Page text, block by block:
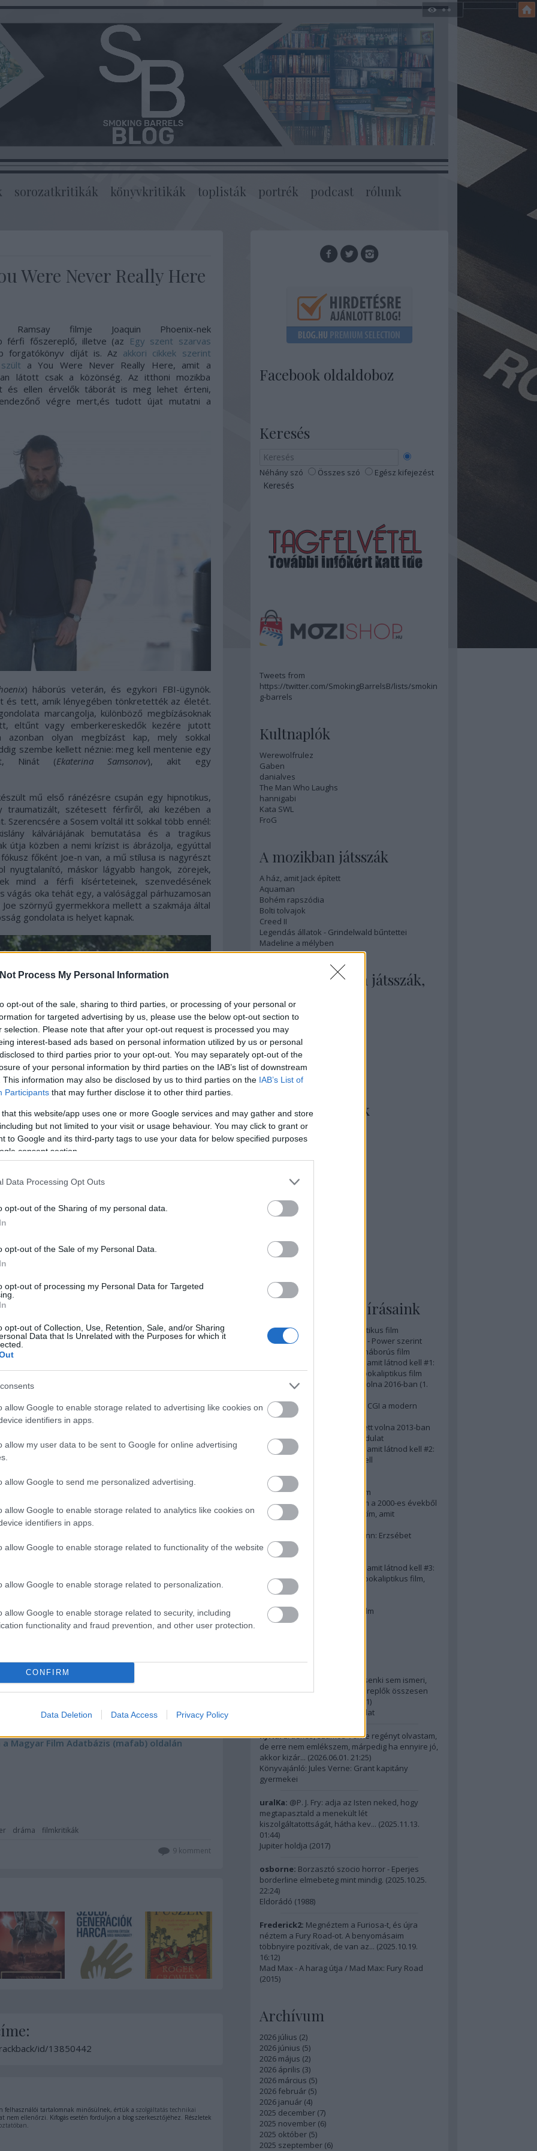
Process My Personal Information
opt-out of the sale, sharing to third parties, or processing of your personal or
for targeted advertising by us, please use the below opt-out section to
selection. Please note that after your opt-out request is processed you may
interest-based ads based on personal information utilized by us or personal
to third parties prior to your opt-out. You may separately opt-out of the
of your personal information by third parties on the IAB’s list of downstream
This information may also be disclosed by us to third parties on the IAB’s List of
Participants that may further disclose it to other third parties.
that this website/app uses one or more Google services and may gather and store
but not limited to your visit or usage behaviour. You may click to grant or
to Google and its third-party tags to use your data for below specified purposes
consent section.
Data Processing Opt Outs
opt-out of the Sharing of my personal data.
opt-out of the Sale of my Personal Data.
opt-out of processing my Personal Data for Targeted
opt-out of Collection, Use, Retention, Sale, and/or Sharing
Data that Is Unrelated with the Purposes for which it
allow Google to enable storage related to advertising like cookies on
identifiers in apps.
allow my user data to be sent to Google for online advertising
allow Google to send me personalized advertising.
allow Google to enable storage related to analytics like cookies on
identifiers in apps.
allow Google to enable storage related to functionality of the website
allow Google to enable storage related to personalization.
allow Google to enable storage related to security, including
functionality and fraud prevention, and other user protection.
CONFIRM
Data Deletion Data Access Privacy Policy
sorozatkritikák könyvkritikák toplisták portrék podcast rólunk
Were Never Really Here
Ramsay filmje
Joaquin Phoenix-nek
férfi főszereplő, illetve (az Egy szent szarvas
forgatókönyv díját is. Az akkori cikkek szerint
a You Were Never Really Here, amit a
látott csak a közönség. Az itthoni mozikba
és ellen érvelők táborát is meg lehet érteni,
végre mert,és tudott újat mutatni a
) háborús veterán, és egykori FBI-ügynök.
és tett, amik lényegében tönkretették az életét.
marcangolja, különböző megbízásoknak
eltűnt vagy emberkereskedők kezére jutott
azonban olyan megbízást kap, mely sokkal
szembe kellett néznie: meg kell mentenie egy
Ninát (Ekaterina Samsonov), akit egy
mű első ránézésre csupán egy hipnotikus,
traumatizált, szétesett férfiről, aki kezében a
Szerencsére a Sosem voltál itt sokkal több ennél:
kálváriájának bemutatása és a tragikus
útja közben a nemi krízist is ábrázolja, egyúttal
főként Joe-n van, a mű stílusa is nagyrészt
nyugtalanító, máskor lágyabb hangok, zörejek,
mind a férfi kísérteteinek, szenvedésének
vágás oka tehát egy, a valósággal párhuzamosan
szörnyű gyermekkora mellett a szakmája által
gondolata is helyet kapnak.
ragadt, a démonjait önfojtogatással
társadalom perifériájáról megbízása miatt a
magát, ahol senki és semmi nem az, aminek
közé, megtorlások sora követi egymást,
mind a szociális szinten megjelenő problémákat.
okozzák a szereplők életében, amire a többi
lehetőség. A mű gyönyörű képi
legjobb példa a halott karakter víz alatti
érzékeltet a konkrétumok megmutatása
bizonyíték a kimondott szavakban való
írt monológok és dialógusok sora,
nyújtó Joaquin Phoenix mellett Ekaterina
magasiskolája: a Ramsay-re jellemző
rendkívüli atmoszférateremtés is társul. A
valamint a csendes és békés jelenetek
vegyítve tökéletesen mutatja be két azonos
utat. Habár kétséget kizáróan a mű jócskán
és az érzelmekre is erősen hat, mégis
hogy bizonyosodjon meg arról, hogy van élet az
Magyar Film Adatbázis (mafab) oldalán
dráma
filmkritikák
9komment
id/13850442
felhasználói tartalomnak minősülnek, értük a szolgáltatás technikai
nem ellenőrzi. Kifogás esetén forduljon a blog szerkesztőjéhez. Részletek
.
Facebook oldaldoboz
Keresés
Néhány szó Összes szó Egész kifejezést
Tweets from
https://twitter.com/SmokingBarrelsB/lists/smokin
g-barrels
Kultnaplók
Werewolfrulez
Gaben
danialves
The Man Who Laughs
hannigabi
Kata SWL
FroG
A mozikban játsszák
A ház, amit Jack épített
Aquaman
Bohém rapszódia
Bolti tolvajok
Creed II
Legendás állatok - Grindelwald bűntettei
Madeline a mélyben
A mozikban nem játsszák,
Annihilation
Disobedience
Egy sármos férfi
November
Örök tél
nézünk/olvasunk
Borosta szerint
DarkSide Joint
Filmbook
Filmzabáló
Magyar Film Adatbázis
Mozi Mánia app
Popcorn & Soda
Supernatural Movies
Trashnevelés
A legolvasottabb írásaink
A 20 legjobb posztapokaliptikus film
A 15 legjobb időutazós film - Power szerint
A 10 legjobb második világháborús film
50 posztapokaliptikus film, amit látnod kell #1:
A 10 legkreatívabb posztapokaliptikus film
20 film, amit látnod kellett volna 2016-ban (1.
Ezért néz ki borzasztóan a CGI a modern
filmekben (is)
15(+1) film, amit látnod kellett volna 2013-ban
A 15 legnagyobb filmes fordulat
50 posztapokaliptikus film, amit látnod kell #2:
10 zombifilm, amit látnod kell
A 10 legjobb Brad Pitt-film
A 10 legjobb Mel Gibson-film
Az igazi 10 legjobb akciófilm a 2000-es évekből
10 iszonyatos magyar filmcím, amit
Könyvkritika: Brigitte Hamann: Erzsébet
királyné (2019)
A 10 legjobb Al Pacino - film
50 posztapokaliptikus film, amit látnod kell #3:
10 (nem is annyira) posztapokaliptikus film,
amit látnod kell
A 10 legjobb Matt Damon-film
2014 ComingSoon - 5. rész
Friss topikok
@Alick: Az Őslakót kb. senki sem ismeri,
pedig hatalmas film, az itt szereplők összesen
2026.06.01. 21:31)
A 15 legnagyobb filmes fordulat
Kyria:Érdekes, számos Verne regényt olvastam,
de erre nem emlékszem, márpedig ha ennyire jó,
akkor kizár... (2026.06.01. 21:25)
Könyvajánló: Jules Verne: Grant kapitány
gyermekei
uralKa: @P. J. Fry: adja az Isten neked, hogy
megtapasztald a menekült lét
kiszolgáltatottságát, hátha kev... (2025.11.13.
01:44)
Jupiter holdja (2017)
osborne: Borzasztó szocio horror - Eperjes
borderline elmebeteg mint mindig. (2025.10.25.
22:24)
Eldorádó (1988)
Frederick2: Megnéztem a Furiosa-t, és újra
néztem a Fury Road-ot. A benyomásaim
többnyire pozitívak, de van az... (2025.10.19.
16:12)
Mad Max - A harag útja / Mad Max: Fury Road
(2015)
Archívum
2026 július (2)
2026 június (5)
2026 május (2)
2026 április (3)
2026 március (5)
2026 február (5)
2026 január (4)
2025 december (7)
2025 november (6)
2025 október (5)
2025 szeptember (6)